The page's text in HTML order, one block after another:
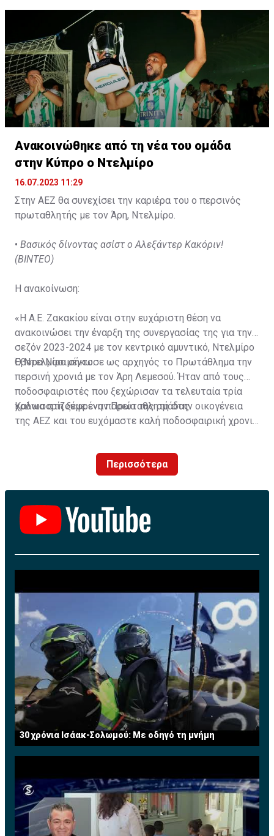
2026.
Ανακοινώθηκε από τη νέα του ομάδα
στην Κύπρο ο Ντελμίρο
16.07.2023 11:29
Στην ΑΕΖ θα συνεχίσει την καριέρα του ο περσινός
πρωταθλητής με τον Άρη, Ντελμίρο.
• Βασικός δίνοντας ασίστ ο Αλεξάντερ Κακόριν!
(ΒΙΝΤΕΟ)
Η ανακοίνωση:
«Η Α.Ε. Ζακακίου είναι στην ευχάριστη θέση να
ανακοινώσει την έναρξη της συνεργασίας της για την
σεζόν 2023-2024 με τον κεντρικό αμυντικό, Ντελμίρο
Έβορα Νασιμέντο.
Ο Ντελμίρο σήκωσε ως αρχηγός το Πρωτάθλημα την
περσινή χρονιά με τον Άρη Λεμεσού. Ήταν από τους
ποδοσφαιριστές που ξεχώρισαν τα τελευταία τρία
χρόνια στη ξέφρενη πορεία της ομάδας.
Καλωσορίζουμε έναν Πρωταθλητή στην οικογένεια
της ΑΕΖ και του ευχόμαστε καλή ποδοσφαιρική χρονιά
Περισσότερα
30 χρόνια Ισάακ-Σολωμού: Με οδηγό τη μνήμη